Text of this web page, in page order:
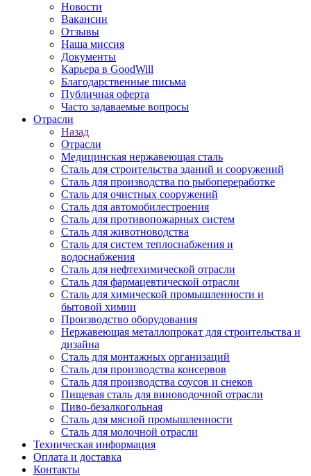
Новости
Вакансии
Отзывы
Наша миссия
Документы
Карьера в GoodWill
Благодарственные письма
Публичная оферта
Часто задаваемые вопросы
Отрасли
Назад
Отрасли
Медицинcкая нержавеющая сталь
Сталь для строительства зданий и сооружений
Сталь для производства по рыбопереработке
Сталь для очистных сооружений
Сталь для автомобилестроения
Сталь для противопожарных систем
Сталь для животноводства
Сталь для систем теплоснабжения и
водоснабжения
Сталь для нефтехимической отрасли
Сталь для фармацевтической отрасли
Сталь для химической промышленности и
бытовой химии
Производство оборудования
Нержавеющая металлопрокат для строительства и
дизайна
Сталь для монтажных организаций
Сталь для производства консервов
Сталь для производства соусов и снеков
Пищевая сталь для виноводочной отрасли
Пиво-безалкогольная
Сталь для мясной промышленности
Сталь для молочной отрасли
Техническая информация
Оплата и доставка
Контакты